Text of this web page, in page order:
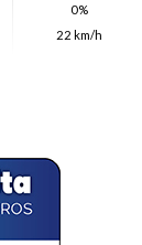
0%
22 km/h